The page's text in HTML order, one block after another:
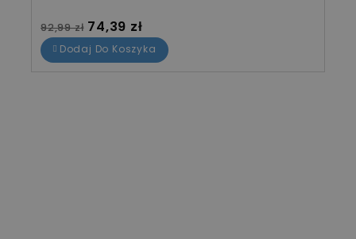
Cena standardowa
92,99 zł Cena
74,39 zł
Dodaj Do Koszyka